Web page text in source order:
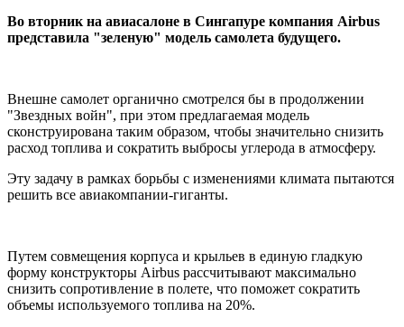
Во вторник на авиасалоне в Сингапуре компания Airbus
представила "зеленую" модель самолета будущего.
Внешне самолет органично смотрелся бы в продолжении
"Звездных войн", при этом предлагаемая модель
сконструирована таким образом, чтобы значительно снизить
расход топлива и сократить выбросы углерода в атмосферу.
Эту задачу в рамках борьбы с изменениями климата пытаются
решить все авиакомпании-гиганты.
Путем совмещения корпуса и крыльев в единую гладкую
форму конструкторы Airbus рассчитывают максимально
снизить сопротивление в полете, что поможет сократить
объемы используемого топлива на 20%.